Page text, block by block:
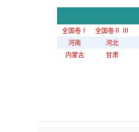
全国卷Ⅰ 全国卷Ⅱ
河南
河北
内蒙古
甘肃